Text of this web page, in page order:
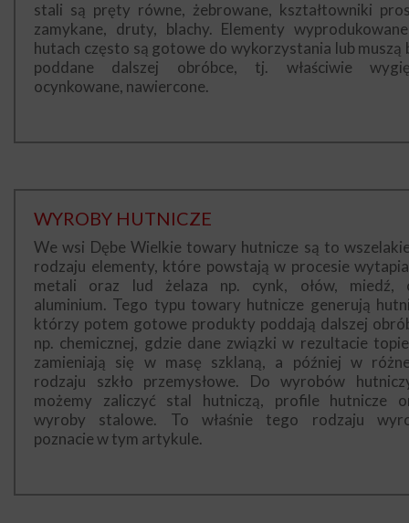
stali są pręty równe, żebrowane, kształtowniki
zamykane, druty, blachy. Elementy
hutach często są gotowe do wykorzystania lub muszą
poddane dalszej obróbce, tj. właściwie
ocynkowane, nawiercone.
WYROBY HUTNICZE
We wsi Dębe Wielkie towary hutnicze są to
rodzaju elementy, które powstają w procesie
metali oraz lud żelaza np. cynk, ołów, miedź,
aluminium. Tego typu towary hutnicze generują
którzy potem gotowe produkty poddają dalszej
np. chemicznej, gdzie dane związki w rezultacie
zamieniają się w masę szklaną, a później w
rodzaju szkło przemysłowe. Do wyrobów
możemy zaliczyć stal hutniczą, profile hutnicze
wyroby stalowe. To właśnie tego rodzaju
poznacie w tym artykule.